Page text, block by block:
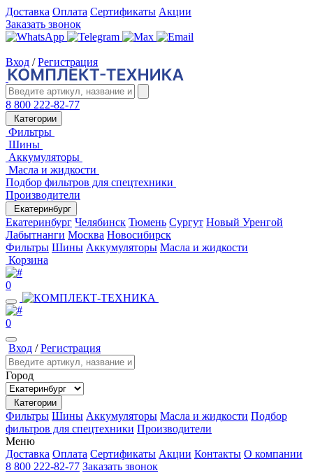
Доставка Оплата Сертификаты Акции
Заказать звонок
Вход / Регистрация
8 800 222-82-77
Категории
Фильтры
Шины
Аккумуляторы
Масла и жидкости
Подбор фильтров для спецтехники
Производители
Екатеринбург
Екатеринбург Челябинск Тюмень Сургут Новый Уренгой
Лабытнанги Москва Новосибирск
Фильтры Шины Аккумуляторы Масла и жидкости
Корзина
0
0
Вход /Регистрация
Город
Категории
Фильтры Шины Аккумуляторы Масла и жидкости Подбор
фильтров для спецтехники Производители
Меню
Доставка Оплата Сертификаты Акции Контакты О компании
8 800 222-82-77 Заказать звонок